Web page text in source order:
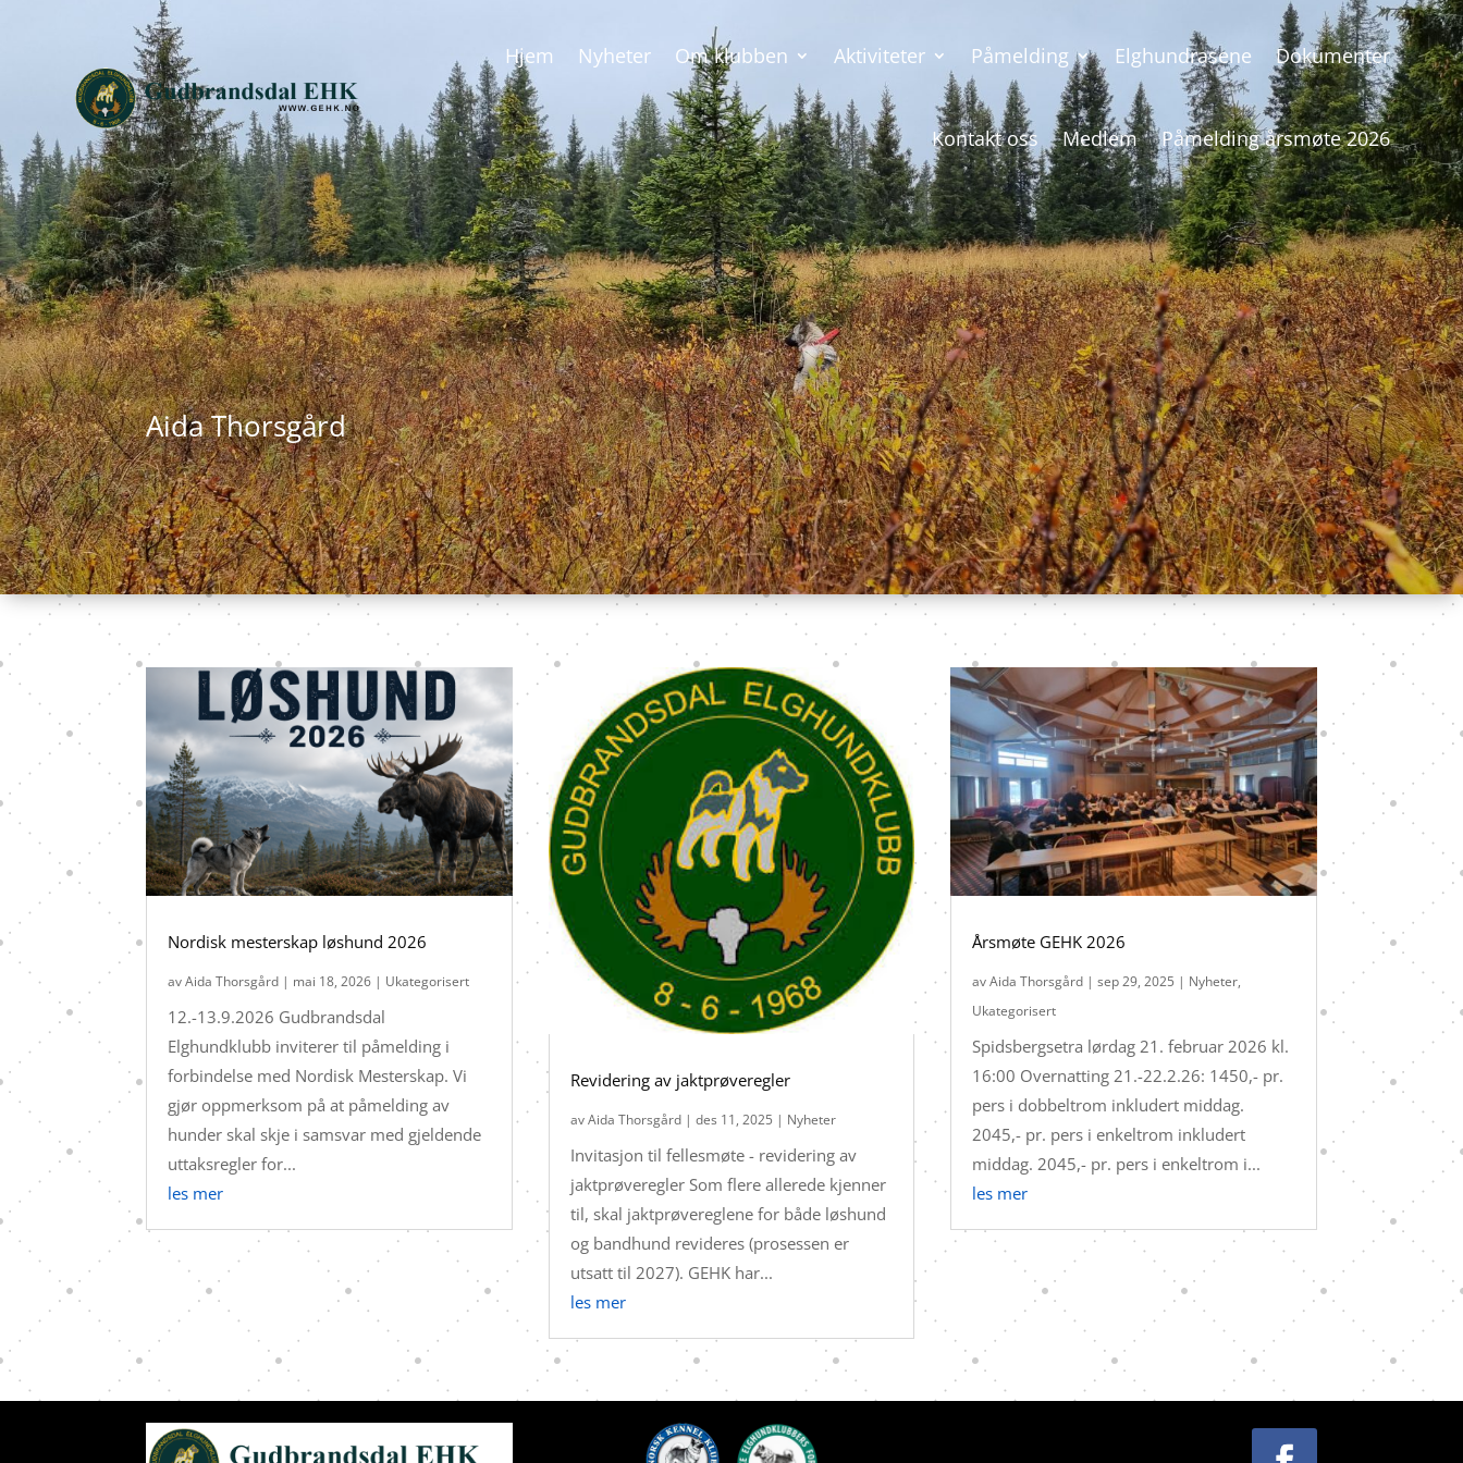
Hjem Nyheter Om klubben Aktiviteter Påmelding Elghundrasene Dokumenter
Kontakt oss Medlem Påmelding årsmøte 2026
Aida Thorsgård
Nordisk mesterskap løshund 2026
avAida Thorsgård | mai 18, 2026 | Ukategorisert
12.-13.9.2026 Gudbrandsdal
Elghundklubb inviterer til påmelding i
forbindelse med Nordisk Mesterskap. Vi
gjør oppmerksom på at påmelding av
hunder skal skje i samsvar med gjeldende
uttaksregler for...
les mer
Revidering av jaktprøveregler
avAida Thorsgård| des 11, 2025 | Nyheter
Invitasjon til fellesmøte - revidering av
jaktprøveregler Som flere allerede kjenner
til, skal jaktprøvereglene for både løshund
og bandhund revideres (prosessen er
utsatt til 2027). GEHK har...
les mer
Årsmøte GEHK 2026
avAida Thorsgård| sep 29, 2025 | Nyheter,
Ukategorisert
Spidsbergsetra lørdag 21. februar 2026 kl.
16:00 Overnatting 21.-22.2.26: 1450,- pr.
pers i dobbeltrom inkludert middag.
2045,- pr. pers i enkeltrom inkludert
middag. 2045,- pr. pers i enkeltrom i...
les mer